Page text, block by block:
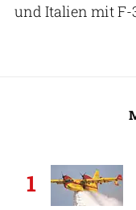
und Italien mit F-
1